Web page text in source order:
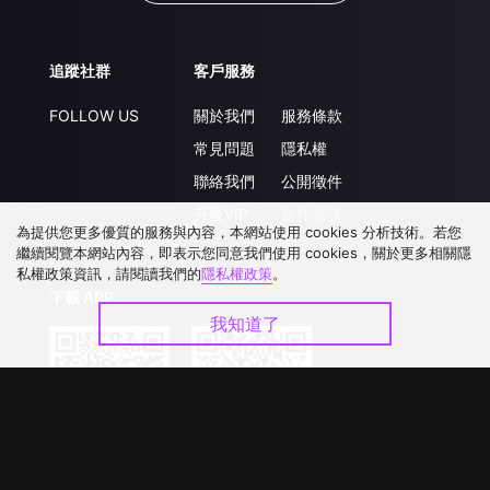
追蹤社群
FOLLOW US
客戶服務
關於我們
常見問題
聯絡我們
服務條款
隱私權
公開徵件
為提供您更多優質的服務與內容，本網站使用 cookies 分析技術。若您
繼續閱覽本網站內容，即表示您同意我們使用 cookies，關於更多相關隱
私權政策資訊，請閱讀我們的隱私權政策。
我知道了